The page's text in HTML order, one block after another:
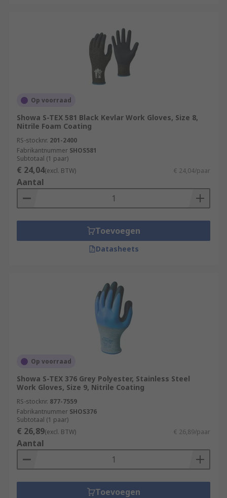
Op voorraad
Showa S-TEX 581 Black Kevlar Work Gloves, Size 8,
Nitrile Foam Coating
RS-stocknr. 201-2400
Fabrikantnummer SHOS581
Subtotaal (1 paar)
€ 24,04(excl. BTW) € 24,04/paar
Aantal
Toevoegen
Datasheets
Op voorraad
Showa S-TEX 376 Grey Polyester, Stainless Steel
Work Gloves, Size 9, Nitrile Coating
RS-stocknr. 877-7559
Fabrikantnummer SHOS376
Subtotaal (1 paar)
€ 26,89(excl. BTW) € 26,89/paar
Aantal
Toevoegen